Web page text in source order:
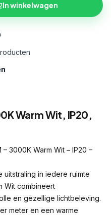
In winkelwagen
Warm Wit, IP20,
3000K Warm Wit – IP20 –
in iedere ruimte
Wit combineert
en gezellige lichtbeleving.
meter en een warme